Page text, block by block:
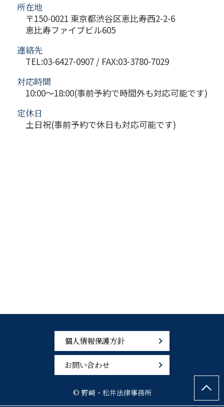
所在地
〒150-0021 東京都渋谷区恵比寿西2-2-6
恵比寿ファイブビル605
連絡先
TEL:03-6427-0907 / FAX:03-3780-7029
対応時間
10:00～18:00(事前予約で時間外も対応可能です)
定休日
土日祝(事前予約で休日も対応可能です)
個人情報保護方針
お問い合わせ
© 野崎・松井法律事務所